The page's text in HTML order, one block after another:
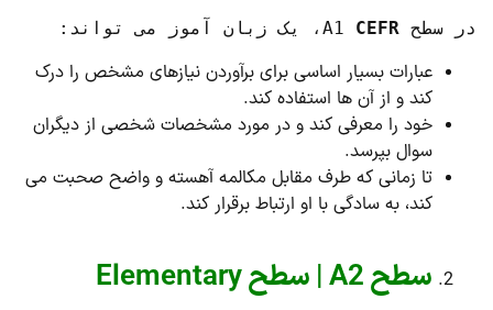
در سطح A1 CEFR ، یک زبان آموز می تواند:
عبارات بسیار اساسی برای برآوردن نیازهای مشخص را درک
کند و از آن ها استفاده کند.
خود را معرفی کند و در مورد مشخصات شخصی از دیگران
سوال بپرسد.
تا زمانی که طرف مقابل مکالمه آهسته و واضح صحبت می
کند، به سادگی با او ارتباط برقرار کند.
سطح A2 | سطح Elementary